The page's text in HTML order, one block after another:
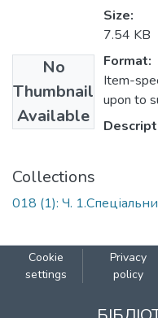
No
Thumbnail
Available
Size:
7.54 KB
Format:
Item-
upon to
Collections
018 (1): Ч.
Cookie
settings
Privacy
policy